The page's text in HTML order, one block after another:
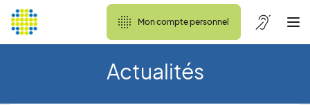
Mon compte personnel
Actualités